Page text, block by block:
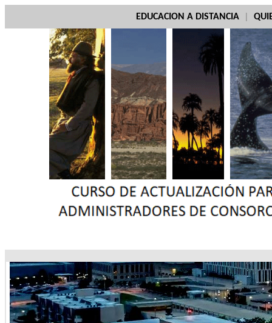
EDUCACION A DISTANCIA